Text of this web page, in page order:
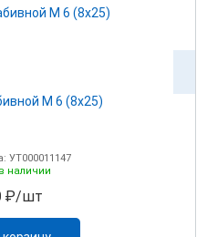
М 6 (8х25)
УТ000011147
наличии
₽/шт